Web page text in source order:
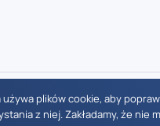
– All Right Reserved
używa plików cookie, aby
z niej. Zakładamy, że nie